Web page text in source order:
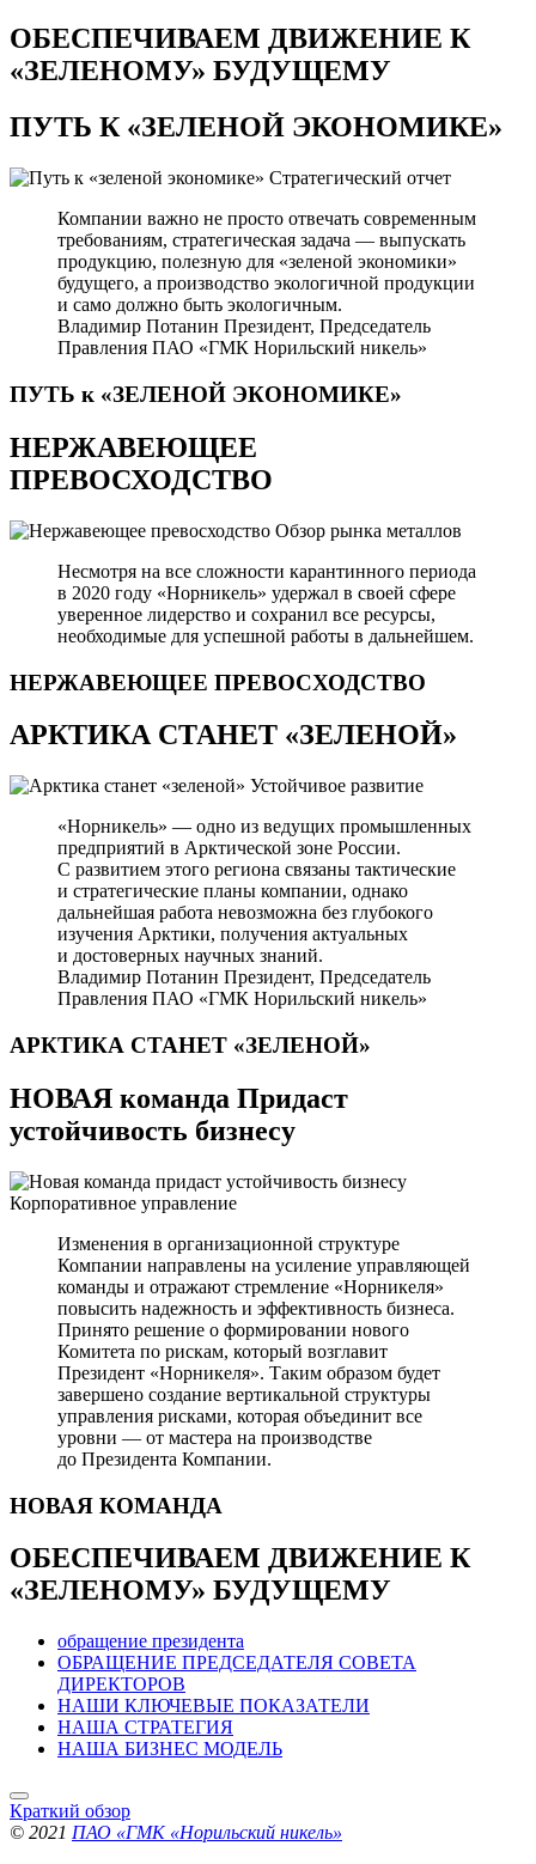
ОБЕСПЕЧИВАЕМ ДВИЖЕНИЕ К
«ЗЕЛЕНОМУ» БУДУЩЕМУ
ПУТЬ К«ЗЕЛЕНОЙ ЭКОНОМИКЕ»
Стратегический отчет
Компании важно не просто отвечать современным
требованиям, стратегическая задача — выпускать
продукцию, полезную для «зеленой экономики»
будущего, а производство экологичной продукции
и само должно быть экологичным.
Владимир Потанин Президент, Председатель
Правления ПАО «ГМК Норильский никель»
ПУТЬ к «ЗЕЛЕНОЙ ЭКОНОМИКЕ»
НЕРЖАВЕЮЩЕЕ
ПРЕВОСХОДСТВО
Обзор рынка металлов
Несмотря на все сложности карантинного периода
в 2020 году «Норникель» удержал в своей сфере
уверенное лидерство и сохранил все ресурсы,
необходимые для успешной работы в дальнейшем.
НЕРЖАВЕЮЩЕЕ ПРЕВОСХОДСТВО
АРКТИКА СТАНЕТ «ЗЕЛЕНОЙ»
Устойчивое развитие
«Норникель» — одно из ведущих промышленных
предприятий в Арктической зоне России.
С развитием этого региона связаны тактические
и стратегические планы компании, однако
дальнейшая работа невозможна без глубокого
изучения Арктики, получения актуальных
и достоверных научных знаний.
Владимир Потанин Президент, Председатель
Правления ПАО «ГМК Норильский никель»
АРКТИКА СТАНЕТ «ЗЕЛЕНОЙ»
НОВАЯ команда Придаст
устойчивость бизнесу
Корпоративное управление
Изменения в организационной структуре
Компании направлены на усиление управляющей
команды и отражают стремление «Норникеля»
повысить надежность и эффективность бизнеса.
Принято решение о формировании нового
Комитета по рискам, который возглавит
Президент «Норникеля». Таким образом будет
завершено создание вертикальной структуры
управления рисками, которая объединит все
уровни — от мастера на производстве
до Президента Компании.
НОВАЯ КОМАНДА
ОБЕСПЕЧИВАЕМ ДВИЖЕНИЕ К
«ЗЕЛЕНОМУ» БУДУЩЕМУ
обращение президента
ОБРАЩЕНИЕ ПРЕДСЕДАТЕЛЯ СОВЕТА
ДИРЕКТОРОВ
НАШИ КЛЮЧЕВЫЕ ПОКАЗАТЕЛИ
НАША СТРАТЕГИЯ
НАША БИЗНЕС МОДЕЛЬ
Краткий обзор
© 2021 ПАО «ГМК «Норильский никель»